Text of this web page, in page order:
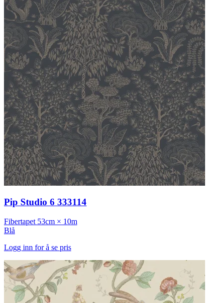
Pip Studio 6 333114
Fibertapet 53cm × 10m
Blå
Logg inn for å se pris